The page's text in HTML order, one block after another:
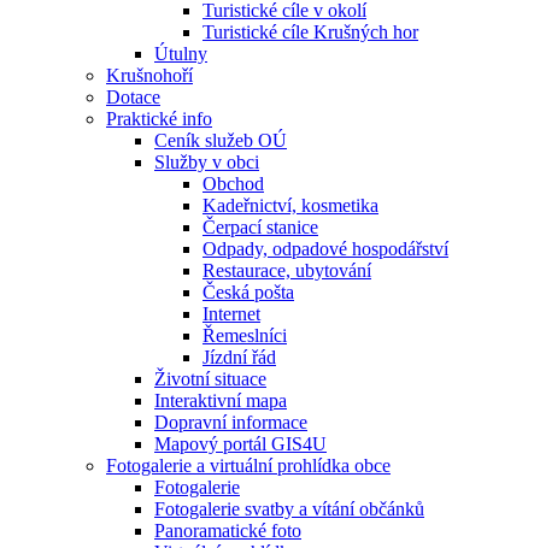
Turistické cíle v okolí
Turistické cíle Krušných hor
Útulny
Krušnohoří
Dotace
Praktické info
Ceník služeb OÚ
Služby v obci
Obchod
Kadeřnictví, kosmetika
Čerpací stanice
Odpady, odpadové hospodářství
Restaurace, ubytování
Česká pošta
Internet
Řemeslníci
Jízdní řád
Životní situace
Interaktivní mapa
Dopravní informace
Mapový portál GIS4U
Fotogalerie a virtuální prohlídka obce
Fotogalerie
Fotogalerie svatby a vítání občánků
Panoramatické foto